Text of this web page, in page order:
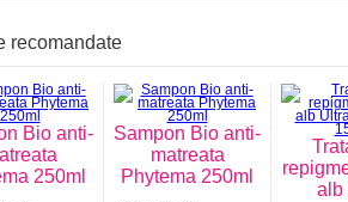
recomandate
Bio anti-
250ml
Sampon Bio anti-
matreata
Phytema 250ml
alb